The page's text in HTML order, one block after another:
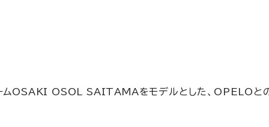
OSAKI OSOL SAITAMAをモデルとした、OPELOと